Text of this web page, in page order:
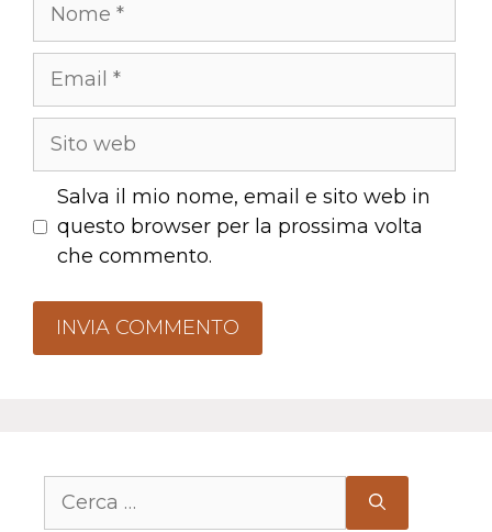
Email
Sito
Salva il mio nome, email e sito web in
questo browser per la prossima volta
che commento.
Ricerca